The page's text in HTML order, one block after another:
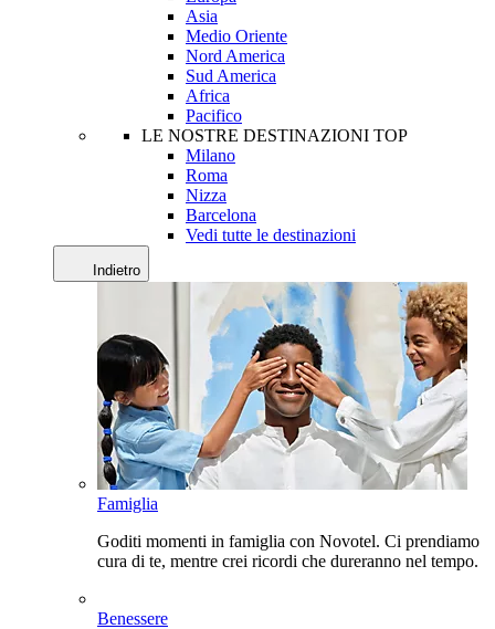
Asia
Medio Oriente
Nord America
Sud America
Africa
Pacifico
LE NOSTRE DESTINAZIONI TOP
Milano
Roma
Nizza
Barcelona
Vedi tutte le destinazioni
Indietro
Famiglia
Goditi momenti in famiglia con Novotel. Ci prendiamo
cura di te, mentre crei ricordi che dureranno nel tempo.
Benessere